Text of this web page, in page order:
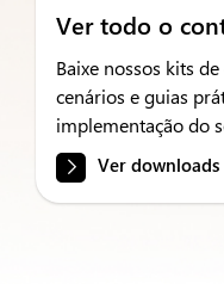
Ver todo o
Baixe nossos kits
cenários e guias
implementação do
Ver downloads